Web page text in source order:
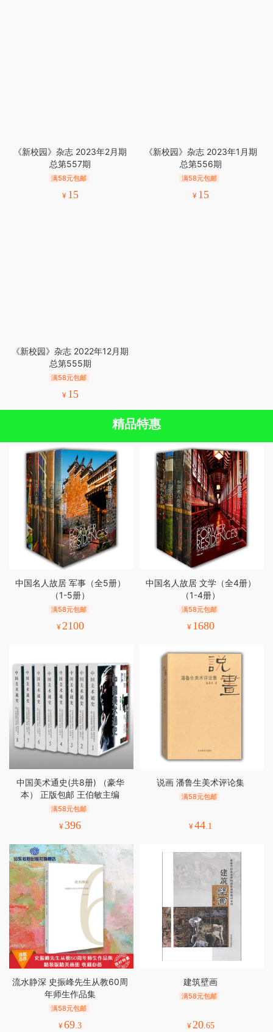
《新校园》杂志 2023年2月期
总第557期
满58元包邮
¥ 15
《新校园》杂志 2023年1月期
总第556期
满58元包邮
¥ 15
《新校园》杂志 2022年12月期
总第555期
满58元包邮
¥ 15
精品特惠
中国名人故居 军事（全5册）
（1-5册）
满58元包邮
¥2100
中国名人故居 文学（全4册）
（1-4册）
满58元包邮
¥ 1680
中国美术通史(共8册) （豪华
本） 正版包邮 王伯敏主编
满58元包邮
¥396
说画 潘鲁生美术评论集
满58元包邮
¥44.1
流水静深 史振峰先生从教60周
年师生作品集
满58元包邮
¥69.3
建筑壁画
满58元包邮
¥20.65